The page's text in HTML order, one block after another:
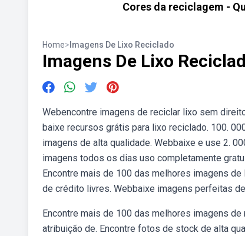
Cores da reciclagem -
Home> Imagens De Lixo Reciclado
Imagens De Lixo
Webencontre imagens de reciclar lixo sem
baixe recursos grátis para lixo reciclado. 100.
imagens de alta qualidade. Webbaixe e use 2.
imagens todos os dias uso completamente
Encontre mais de 100 das melhores imagens
de crédito livres. Webbaixe imagens perfeitas
Encontre mais de 100 das melhores imagens
atribuição de. Encontre fotos de stock de alta